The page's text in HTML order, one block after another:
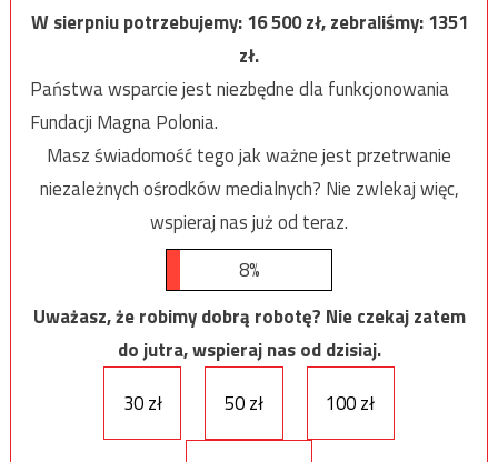
W sierpniu potrzebujemy:16 500zł, zebraliśmy:1351
zł.
Państwa wsparcie jest niezbędne dla funkcjonowania
Fundacji Magna Polonia.
Masz świadomość tego jak ważne jest przetrwanie
niezależnych ośrodków medialnych? Nie zwlekaj więc,
wspieraj nas już od teraz.
8%
Uważasz, że robimy dobrą robotę? Nie czekaj zatem
do jutra, wspieraj nas od dzisiaj.
30 zł
50 zł 100 zł